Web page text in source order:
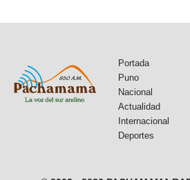
Portada
Puno
Nacional
Actualidad
Internacional
Deportes